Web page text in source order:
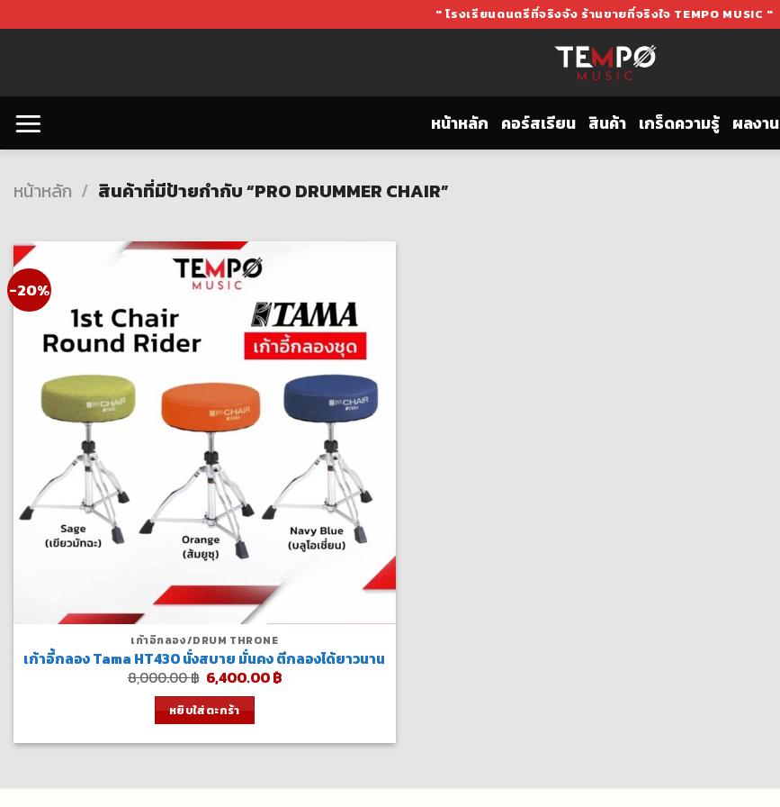
to
" โรงเรียนดนตรีที่จริงจัง ร้านขายที่จริงใจ TEMPO MUSIC "
หน้าหลัก คอร์สเรียน สินค้า เกร็ดความรู้ ผลงาน
หน้าหลัก / สินค้าที่มีป้ายกำกับ “PRO DRUMMER CHAIR”
-20%
เก้าอี้กลอง/DRUM THRONE
เก้าอี้กลอง Tama HT430 นั่งสบาย มั่นคง ตีกลองได้ยาวนาน
8,000.00฿ Original
price
was:
8,000.00 ฿.
6,400.00฿Current
หยิบใส่ตะกร้า